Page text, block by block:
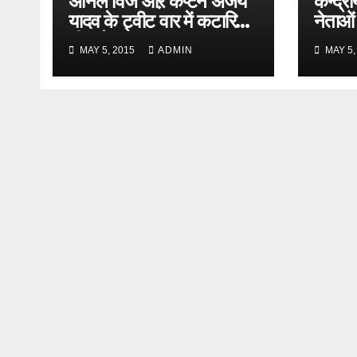
यादव के ट्वीट वार में कटारिया
भी कूदे
MAY 5, 2015 ADMIN
नेताओं
MAY